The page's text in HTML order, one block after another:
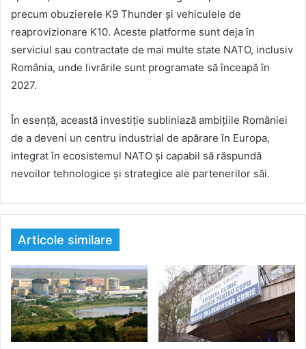
precum obuzierele K9 Thunder și vehiculele de
reaprovizionare K10. Aceste platforme sunt deja în
serviciul sau contractate de mai multe state NATO, inclusiv
România, unde livrările sunt programate să înceapă în
2027.
În esență, această investiție subliniază ambițiile României
de a deveni un centru industrial de apărare în Europa,
integrat în ecosistemul NATO și capabil să răspundă
nevoilor tehnologice și strategice ale partenerilor săi.
Articole similare